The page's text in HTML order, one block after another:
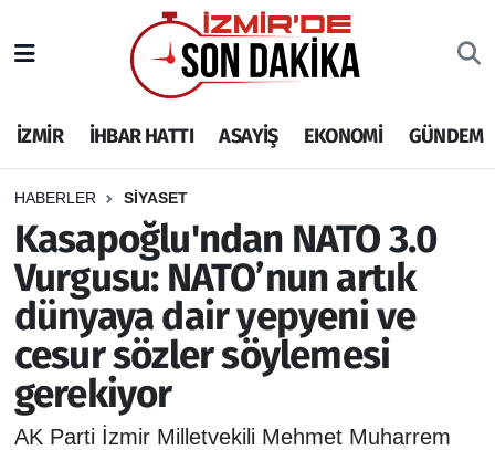
İZMİR İHBAR HATTI ASAYİŞ EKONOMİ GÜNDEM
HABERLER SİYASET
Kasapoğlu'ndan NATO 3.0
Vurgusu: NATO’nun artık
dünyaya dair yepyeni ve
cesur sözler söylemesi
gerekiyor
AK Parti İzmir Milletvekili Mehmet Muharrem
İHBAR HATTI
DEPREM
GENEL
EKONOMİ
SİYASET
SPOR
İzmir Nöbetçi Eczaneler
İzmir Hava Durumu
İzmir Namaz Vakitleri
İzmir Trafik Yoğunluk Haritası
Puan Durumu ve Fikstür
Tüm Manşetler
Son Dakika Haberleri